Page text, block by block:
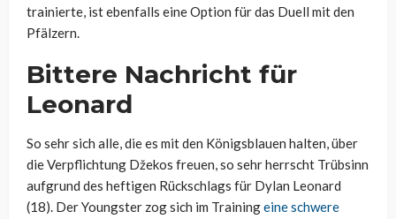
trainierte, ist ebenfalls eine Option für das Duell mit den
Pfälzern.
Bittere Nachricht für
Leonard
So sehr sich alle, die es mit den Königsblauen halten, über
die Verpflichtung Džekos freuen, so sehr herrscht Trübsinn
aufgrund des heftigen Rückschlags für Dylan Leonard
(18). Der Youngster zog sich im Trainingeine schwere